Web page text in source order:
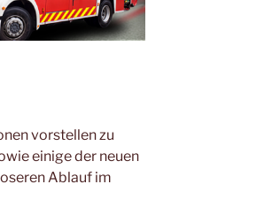
vorstellen zu
einige der neuen
Ablauf im